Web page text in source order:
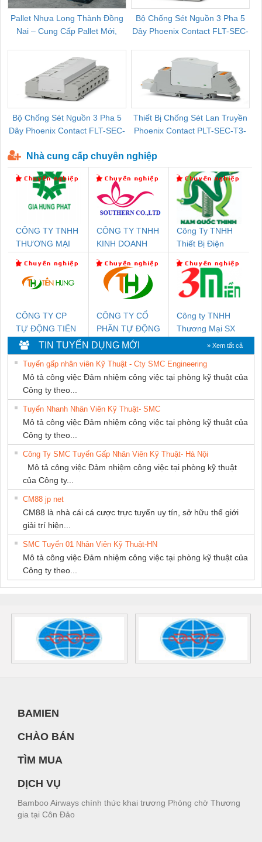
Pallet Nhựa Long Thành Đồng
Nai – Cung Cấp Pallet Mới,
Bộ Chống Sét Nguồn 3 Pha 5
Dây Phoenix Contact FLT-SEC-
Bộ Chống Sét Nguồn 3 Pha 5
Dây Phoenix Contact FLT-SEC-
Thiết Bị Chống Sét Lan Truyền
Phoenix Contact PLT-SEC-T3-
Nhà cung cấp chuyên nghiệp
CÔNG TY TNHH
THƯƠNG MẠI
THUẬT ĐIỆN CƠ
GIA HƯNG PHÁT
CÔNG TY TNHH
KINH DOANH
PHƯƠNG NAM
Công Ty TNHH
Thiết Bị Điện
CÔNG TY CP
TỰ ĐỘNG TIẾN
HƯNG
CÔNG TY CỔ
PHẦN TỰ ĐỘNG
TIẾN HƯNG
Công ty TNHH
Thương Mại SX
TIN TUYỂN DỤNG MỚI » Xem tất cả
Tuyển gấp nhân viên Kỹ Thuật - Cty SMC Engineering
Mô tả công việc Đảm nhiệm công việc tại phòng kỹ thuật của
Công ty theo...
Tuyển Nhanh Nhân Viên Kỹ Thuật- SMC
Mô tả công việc Đảm nhiệm công việc tại phòng kỹ thuật của
Công ty theo...
Công Ty SMC Tuyển Gấp Nhân Viên Kỹ Thuật- Hà Nội
Mô tả công việc Đảm nhiệm công việc tại phòng kỹ thuật
của Công ty...
CM88 jp net
CM88 là nhà cái cá cược trực tuyến uy tín, sở hữu thế giới
giải trí hiện...
SMC Tuyển 01 Nhân Viên Kỹ Thuật-HN
Mô tả công việc Đảm nhiệm công việc tại phòng kỹ thuật của
Công ty theo...
BAMIEN
CHÀO BÁN
TÌM MUA
DỊCH VỤ
Bamboo Airways chính thức khai trương Phòng chờ Thương
gia tại Côn Đảo